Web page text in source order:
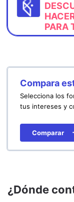
PARA
Compara
Selecciona los
tus intereses y
Comparar
¿Dónde